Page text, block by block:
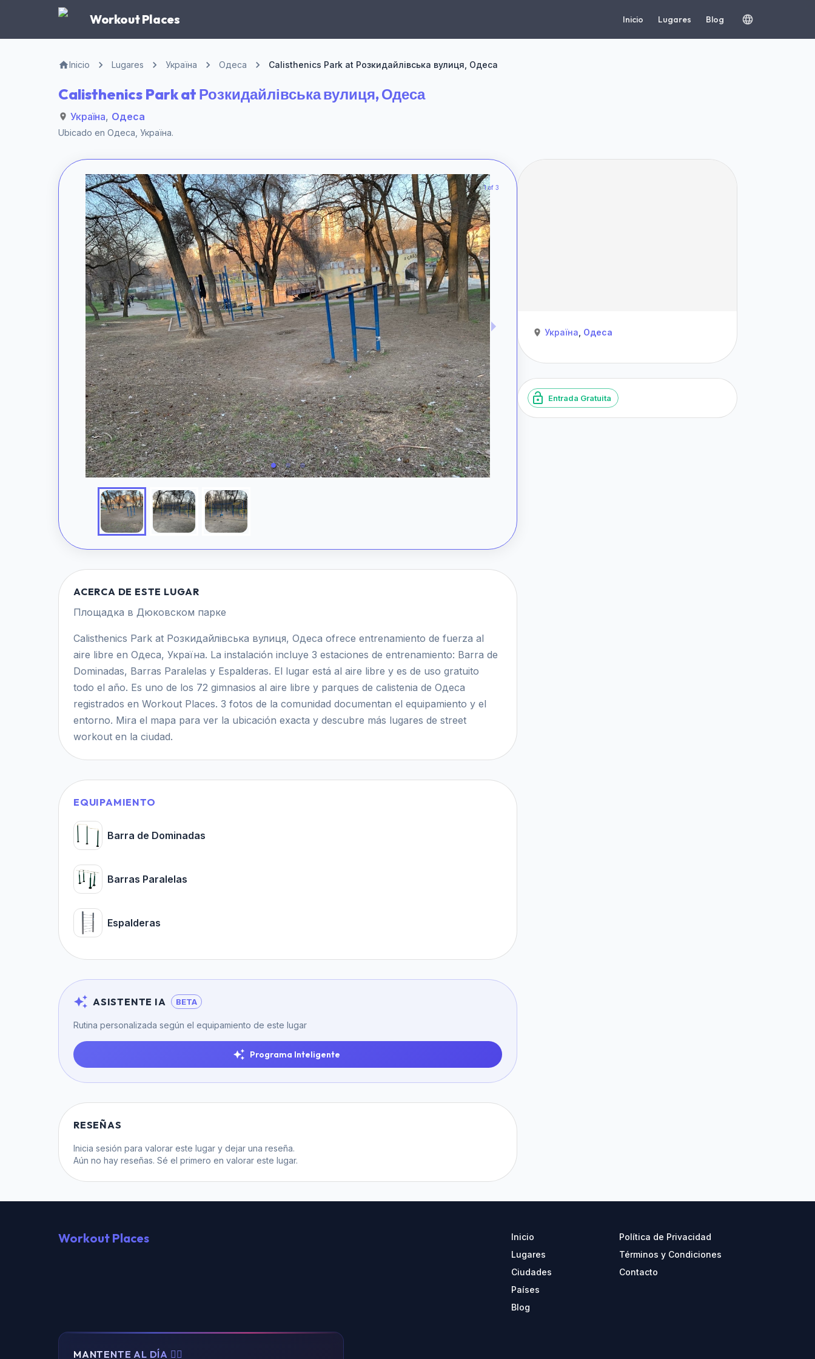
Workout Places Inicio Lugares Blog
Inicio Lugares Україна Одеса Calisthenics Park at Розкидайлівська вулиця, Одеса
Calisthenics Park at Розкидайлівська вулиця, Одеса
Україна, Одеса
Ubicado en Одеса Україна.
1 of 3
ACERCA DE ESTE LUGAR
Площадка в Дюковском парке
Calisthenics Park at Розкидайлівська вулиця, Одеса ofrece entrenamiento de fuerza al
aire libre en Одеса, Україна. La instalación incluye 3 estaciones de entrenamiento: Barra de
Dominadas, Barras Paralelas y Espalderas. El lugar está al aire libre y es de uso gratuito
todo el año. Es uno de los 72 gimnasios al aire libre y parques de calistenia de Одеса
registrados en Workout Places. 3 fotos de la comunidad documentan el equipamiento y el
entorno. Mira el mapa para ver la ubicación exacta y descubre más lugares de street
workout en la ciudad.
EQUIPAMIENTO
Barra de Dominadas
Barras Paralelas
Espalderas
ASISTENTE IA BETA
Rutina personalizada según el equipamiento de este lugar
Programa Inteligente
RESEÑAS
Inicia sesión para valorar este lugar y dejar una reseña.
Aún no hay reseñas. Sé el primero en valorar este lugar.
Україна Одеса
Entrada Gratuita
Workout Places
Inicio
Lugares
Ciudades
Países
Blog
Política de Privacidad
Términos y Condiciones
Contacto
MANTENTE AL DÍA 🏃‍♂️